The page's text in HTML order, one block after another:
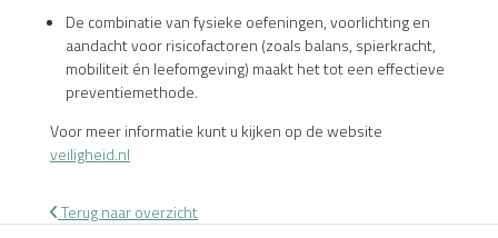
De combinatie van fysieke oefeningen, voorlichting en
aandacht voor risicofactoren (zoals balans, spierkracht,
mobiliteit én leefomgeving) maakt het tot een effectieve
preventiemethode.
Voor meer informatie kunt u kijken op de website
veiligheid.nl
Terug naar overzicht